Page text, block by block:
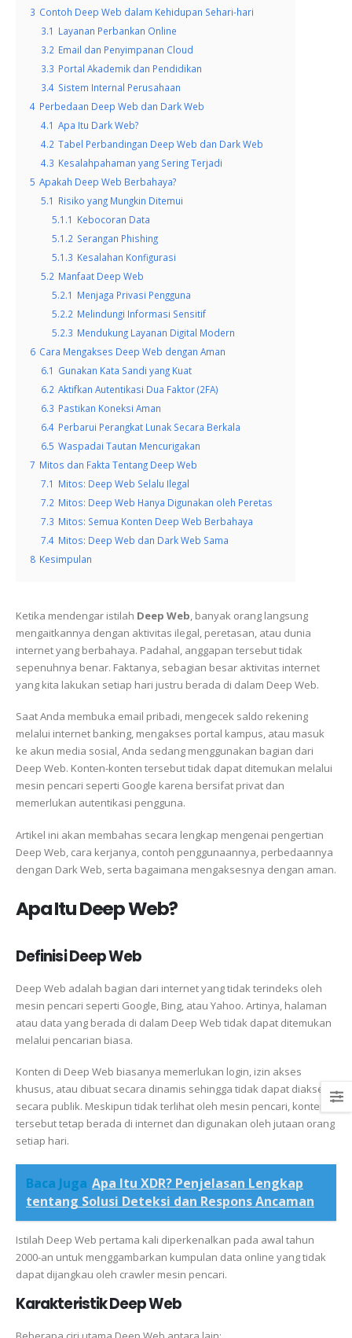
3 Contoh Deep Web dalam Kehidupan Sehari-hari
3.1 Layanan Perbankan Online
3.2 Email dan Penyimpanan Cloud
3.3 Portal Akademik dan Pendidikan
3.4 Sistem Internal Perusahaan
4 Perbedaan Deep Web dan Dark Web
4.1 Apa Itu Dark Web?
4.2 Tabel Perbandingan Deep Web dan Dark Web
4.3 Kesalahpahaman yang Sering Terjadi
5 Apakah Deep Web Berbahaya?
5.1 Risiko yang Mungkin Ditemui
5.1.1 Kebocoran Data
5.1.2 Serangan Phishing
5.1.3 Kesalahan Konfigurasi
5.2 Manfaat Deep Web
5.2.1 Menjaga Privasi Pengguna
5.2.2 Melindungi Informasi Sensitif
5.2.3 Mendukung Layanan Digital Modern
6 Cara Mengakses Deep Web dengan Aman
6.1 Gunakan Kata Sandi yang Kuat
6.2 Aktifkan Autentikasi Dua Faktor (2FA)
6.3 Pastikan Koneksi Aman
6.4 Perbarui Perangkat Lunak Secara Berkala
6.5 Waspadai Tautan Mencurigakan
7 Mitos dan Fakta Tentang Deep Web
7.1 Mitos: Deep Web Selalu Ilegal
7.2 Mitos: Deep Web Hanya Digunakan oleh Peretas
7.3 Mitos: Semua Konten Deep Web Berbahaya
7.4 Mitos: Deep Web dan Dark Web Sama
8 Kesimpulan
Ketika mendengar istilah Deep Web, banyak orang langsung
mengaitkannya dengan aktivitas ilegal, peretasan, atau dunia
internet yang berbahaya. Padahal, anggapan tersebut tidak
sepenuhnya benar. Faktanya, sebagian besar aktivitas internet
yang kita lakukan setiap hari justru berada di dalam Deep Web.
Saat Anda membuka email pribadi, mengecek saldo rekening
melalui internet banking, mengakses portal kampus, atau masuk
ke akun media sosial, Anda sedang menggunakan bagian dari
Deep Web. Konten-konten tersebut tidak dapat ditemukan melalui
mesin pencari seperti Google karena bersifat privat dan
memerlukan autentikasi pengguna.
Artikel ini akan membahas secara lengkap mengenai pengertian
Deep Web, cara kerjanya, contoh penggunaannya, perbedaannya
dengan Dark Web, serta bagaimana mengaksesnya dengan aman.
Apa Itu Deep Web?
Definisi Deep Web
Deep Web adalah bagian dari internet yang tidak terindeks oleh
mesin pencari seperti Google, Bing, atau Yahoo. Artinya, halaman
atau data yang berada di dalam Deep Web tidak dapat ditemukan
melalui pencarian biasa.
Konten di Deep Web biasanya memerlukan login, izin akses
khusus, atau dibuat secara dinamis sehingga tidak dapat diakses
secara publik. Meskipun tidak terlihat oleh mesin pencari, konten
tersebut tetap berada di internet dan digunakan oleh jutaan orang
setiap hari.
Baca Juga Apa Itu XDR? Penjelasan Lengkap
tentang Solusi Deteksi dan Respons Ancaman
Istilah Deep Web pertama kali diperkenalkan pada awal tahun
2000-an untuk menggambarkan kumpulan data online yang tidak
dapat dijangkau oleh crawler mesin pencari.
Karakteristik Deep Web